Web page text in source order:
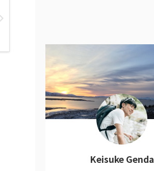
Keisuke Genda